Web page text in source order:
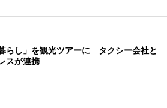
暮らし」を観光ツアーに タクシー会社と
スが連携